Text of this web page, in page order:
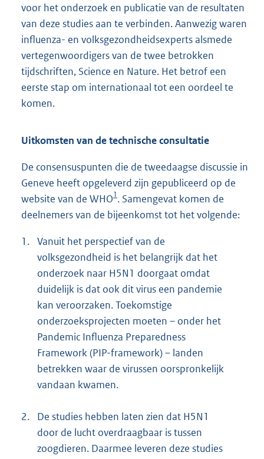
voor het onderzoek en publicatie van de resultaten
van deze studies aan te verbinden. Aanwezig waren
influenza- en volksgezondheidsexperts alsmede
vertegenwoordigers van de twee betrokken
tijdschriften, Science en Nature. Het betrof een
eerste stap om internationaal tot een oordeel te
komen.
Uitkomsten van de technische consultatie
De consensuspunten die de tweedaagse discussie in
Geneve heeft opgeleverd zijn gepubliceerd op de
website van de WHO1. Samengevat komen de
deelnemers van de bijeenkomst tot het volgende:
1. Vanuit het perspectief van de
volksgezondheid is het belangrijk dat het
onderzoek naar H5N1 doorgaat omdat
duidelijk is dat ook dit virus een pandemie
kan veroorzaken. Toekomstige
onderzoeksprojecten moeten – onder het
Pandemic Influenza Preparedness
Framework (PIP-framework) – landen
betrekken waar de virussen oorspronkelijk
vandaan kwamen.
2.
De studies hebben laten zien dat H5N1
door de lucht overdraagbaar is tussen
zoogdieren. Daarmee leveren deze studies